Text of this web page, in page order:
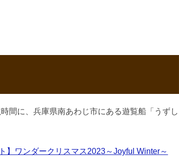
間に、兵庫県南あわじ市にある遊覧船「うずし
】ワンダークリスマス2023～Joyful Winter～